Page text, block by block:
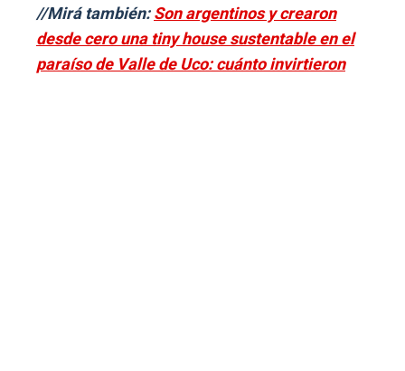
//Mirá también:Son argentinos y crearon
desde cero una tiny house sustentable en el
paraíso de Valle de Uco: cuánto invirtieron